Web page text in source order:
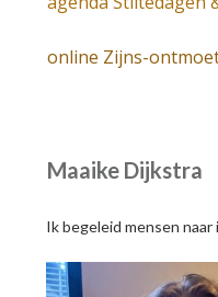
online Zijns-
Maaike Dijkstra
Ik begeleid mensen